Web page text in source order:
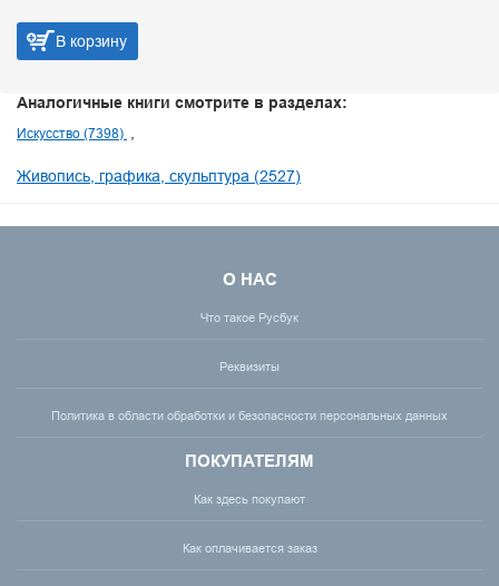
В корзину
Аналогичные книги смотрите в разделах:
Искусство (7398)
Живопись, графика, скульптура (2527)
О НАС
Что такое Русбук
Реквизиты
Политика в области обработки и безопасности персональных данных
ПОКУПАТЕЛЯМ
Как здесь покупают
Как оплачивается заказ